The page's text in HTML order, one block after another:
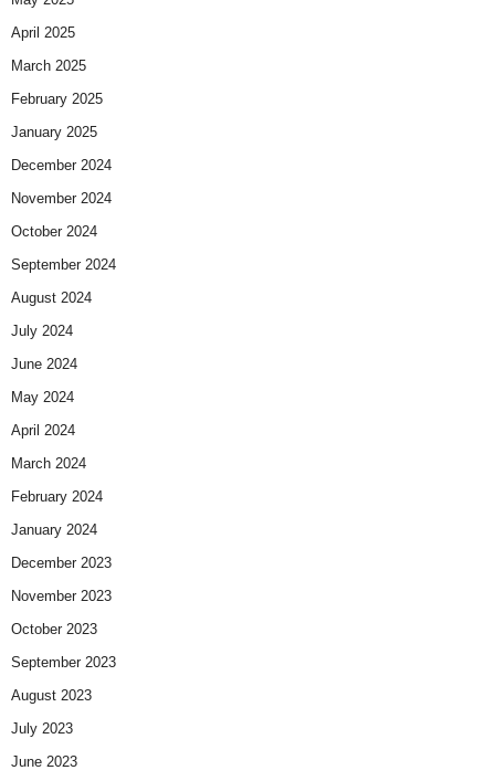
April 2025
March 2025
February 2025
January 2025
December 2024
November 2024
October 2024
September 2024
August 2024
July 2024
June 2024
May 2024
April 2024
March 2024
February 2024
January 2024
December 2023
November 2023
October 2023
September 2023
August 2023
July 2023
June 2023